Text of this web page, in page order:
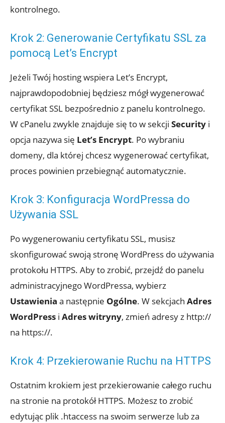
kontrolnego.
Krok 2: Generowanie Certyfikatu SSL za
pomocą Let’s Encrypt
Jeżeli Twój hosting wspiera Let’s Encrypt,
najprawdopodobniej będziesz mógł wygenerować
certyfikat SSL bezpośrednio z panelu kontrolnego.
W cPanelu zwykle znajduje się to w sekcji Security i
opcja nazywa się Let’s Encrypt. Po wybraniu
domeny, dla której chcesz wygenerować certyfikat,
proces powinien przebiegnąć automatycznie.
Krok 3: Konfiguracja WordPressa do
Używania SSL
Po wygenerowaniu certyfikatu SSL, musisz
skonfigurować swoją stronę WordPress do używania
protokołu HTTPS. Aby to zrobić, przejdź do panelu
administracyjnego WordPressa, wybierz
Ustawienia a następnie Ogólne. W sekcjach Adres
WordPress i Adres witryny, zmień adresy z http://
na https://.
Krok 4: Przekierowanie Ruchu na HTTPS
Ostatnim krokiem jest przekierowanie całego ruchu
na stronie na protokół HTTPS. Możesz to zrobić
edytując plik .htaccess na swoim serwerze lub za